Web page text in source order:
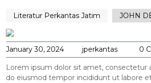
Literatur Perkantas Jatim JOHN
January 30, 2024 jperkantas 0
Lorem ipsum dolor sit amet, consectetur
do eiusmod tempor incididunt ut labore